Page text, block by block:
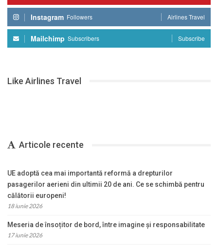
Instagram Followers Airlines Travel
Mailchimp Subscribers Subscribe
Like Airlines Travel
Articole recente
UE adoptă cea mai importantă reformă a drepturilor
pasagerilor aerieni din ultimii 20 de ani. Ce se schimbă pentru
călătorii europeni!
18 iunie 2026
Meseria de însoțitor de bord, între imagine și responsabilitate
17 iunie 2026